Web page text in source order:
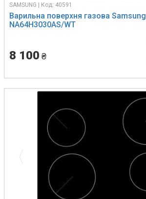
SAMSUNG | Код: 40591
Варильна поверхня газова Samsung
NA64H3030AS/WT
8 100 ₴
Previous